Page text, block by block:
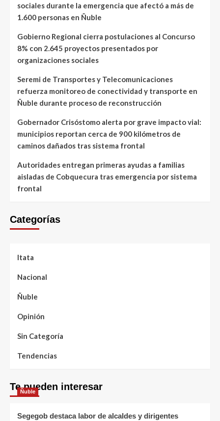
sociales durante la emergencia que afectó a más de
1.600 personas en Ñuble
Gobierno Regional cierra postulaciones al Concurso
8% con 2.645 proyectos presentados por
organizaciones sociales
Seremi de Transportes y Telecomunicaciones
refuerza monitoreo de conectividad y transporte en
Ñuble durante proceso de reconstrucción
Gobernador Crisóstomo alerta por grave impacto vial:
municipios reportan cerca de 900 kilómetros de
caminos dañados tras sistema frontal
Autoridades entregan primeras ayudas a familias
aisladas de Cobquecura tras emergencia por sistema
frontal
Categorías
Itata
Nacional
Ñuble
Opinión
Sin Categoría
Tendencias
Te pueden interesar
Ñuble
Segegob destaca labor de alcaldes y dirigentes